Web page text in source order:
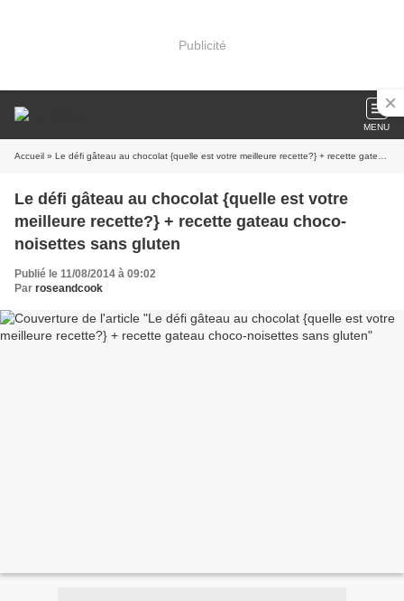
Publicité
MENU
Accueil » Le défi gâteau au chocolat {quelle est votre meilleure recette?} + recette gateau choco-noisettes sans gluten
Le défi gâteau au chocolat {quelle est votre
meilleure recette?} + recette gateau choco-
noisettes sans gluten
Publié le 11/08/2014 à 09:02
Par roseandcook